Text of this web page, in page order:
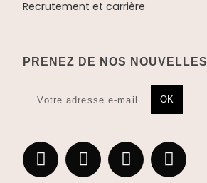
Recrutement et carrière
PRENEZ DE NOS NOUVELLES
OK